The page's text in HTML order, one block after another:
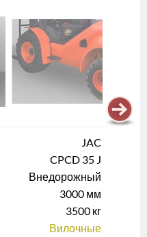
JAC
CPCD 35 J
Внедорожный
3000 мм
3500 кг
Вилочные